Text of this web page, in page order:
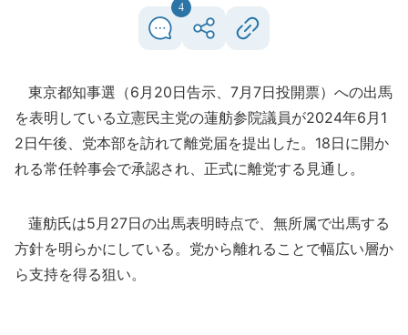
4
東京都知事選（6月20日告示、7月7日投開票）への出馬
を表明している立憲民主党の蓮舫参院議員が2024年6月1
2日午後、党本部を訪れて離党届を提出した。18日に開か
れる常任幹事会で承認され、正式に離党する見通し。
蓮舫氏は5月27日の出馬表明時点で、無所属で出馬する
方針を明らかにしている。党から離れることで幅広い層か
ら支持を得る狙い。